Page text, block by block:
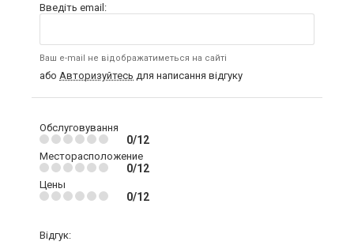
Введіть email:
Ваш e-mail не відображатиметься на сайті
або Авторизуйтесь для написання відгуку
Обслуговування
0/12
Месторасположение
0/12
Цены
0/12
Відгук: